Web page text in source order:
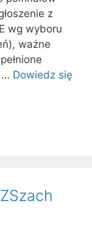
z
wg wyboru
ważne
… Dowiedz się